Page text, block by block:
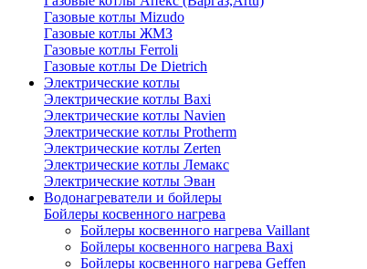
Газовые котлы Mizudo
Газовые котлы ЖМЗ
Газовые котлы Ferroli
Газовые котлы De Dietrich
Электрические котлы
Электрические котлы Baxi
Электрические котлы Navien
Электрические котлы Protherm
Электрические котлы Zerten
Электрические котлы Лемакс
Электрические котлы Эван
Водонагреватели и бойлеры
Бойлеры косвенного нагрева
Бойлеры косвенного нагрева Vaillant
Бойлеры косвенного нагрева Baxi
Бойлеры косвенного нагрева Geffen